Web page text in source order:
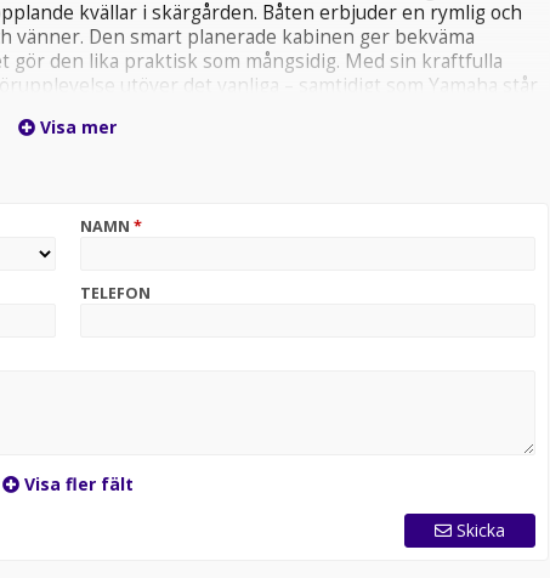
kvällar i skärgården. Båten erbjuder en rymlig och
Den smart planerade kabinen ger bekväma
den lika praktisk som mångsidig. Med sin kraftfulla
utöver det vanliga – samtidigt som Yamaha står
Garmin GPS ekolod Solbädd Bord Hamnkapell
Visa mer
NAMN *
TELEFON
Visa fler fält
Skicka